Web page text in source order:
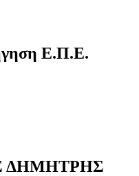
Ε.Π.Ε.
ΔΗΜΗΤΡΗΣ